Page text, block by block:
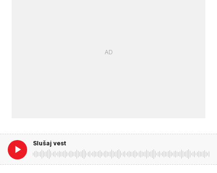
Slušaj vest